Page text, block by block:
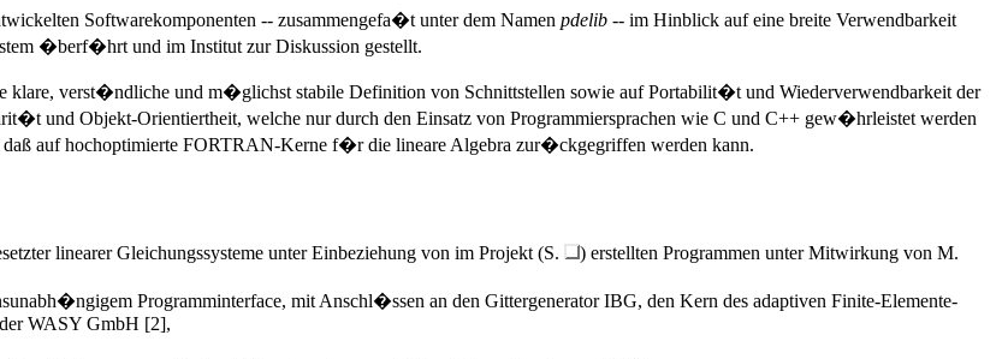
Softwarekomponenten -- zusammengefa�t unter dem Namen pdelib -- im Hinblick auf eine breite Verwendbarkeit
�berf�hrt und im Institut zur Diskussion gestellt.
klare, verst�ndliche und m�glichst stabile Definition von Schnittstellen sowie auf Portabilit�t und Wiederverwendbarkeit der
und Objekt-Orientiertheit, welche nur durch den Einsatz von Programmiersprachen wie C und C++ gew�hrleistet werden
auf hochoptimierte FORTRAN-Kerne f�r die lineare Algebra zur�ckgegriffen werden kann.
linearer Gleichungssysteme unter Einbeziehung von im Projekt (S.
) erstellten Programmen unter Mitwirkung von M.
Programminterface, mit Anschl�ssen an den Gittergenerator IBG, den Kern des adaptiven Finite-Elemente-
WASY GmbH [2],